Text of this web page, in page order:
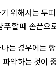
위해서는 두
푸할 때 손끝으
는 경우에는
파악하는 것이